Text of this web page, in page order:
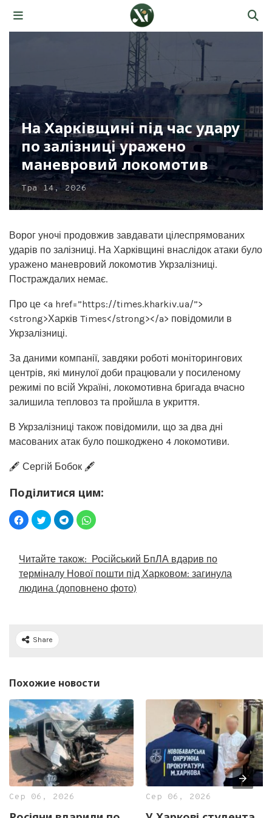
На Харківщині під час удару
по залізниці уражено
маневровий локомотив
Тра 14, 2026
Ворог уночі продовжив завдавати цілеспрямованих
ударів по залізниці. На Харківщині внаслідок атаки було
уражено маневровий локомотив Укрзалізниці.
Постраждалих немає.
Про це <a href=”https://times.kharkiv.ua/”>
<strong>Харків Times</strong></a> повідомили в
Укрзалізниці.
За даними компанії, завдяки роботі моніторингових
центрів, які минулої доби працювали у посиленому
режимі по всій Україні, локомотивна бригада вчасно
залишила тепловоз та пройшла в укриття.
В Укрзалізниці також повідомили, що за два дні
масованих атак було пошкоджено 4 локомотиви.
🖋️ Сергій Бобок 🖋️
Поділитися цим:
Читайте також: Російський БпЛА вдарив по
терміналу Нової пошти під Харковом: загинула
людина (доповнено фото)
Share
Похожие новости
Сер 06, 2026 Сер 06, 2026